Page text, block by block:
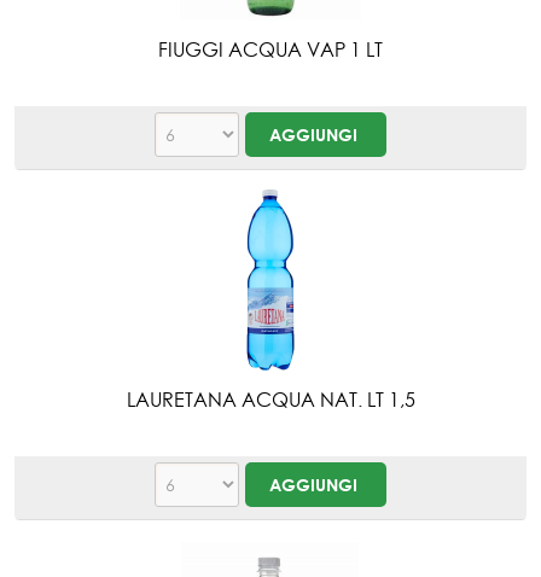
FIUGGI ACQUA VAP 1 LT
LAURETANA ACQUA NAT. LT 1,5